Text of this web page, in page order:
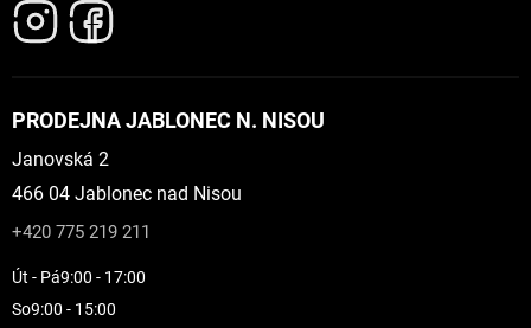
PRODEJNA JABLONEC N. NISOU
Janovská 2
466 04 Jablonec nad Nisou
+420 775 219 211
Út - Pá9:00 - 17:00
So9:00 - 15:00